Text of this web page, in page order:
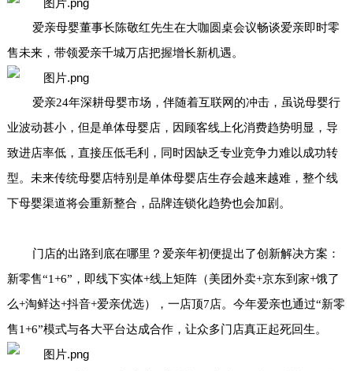
爱亲母婴董事长陈敬红先生在大咖圆桌会议畅谈爱亲即时零
售未来，带领爱亲千城万店把握增长新机遇。
爱亲24年深耕母婴市场，伴随着互联网的冲击， 虽说母婴行
业波动甚小，但是单体母婴店，因顾客线上化消费趋势明显，导
致进店率低，直接压低毛利，同时因缺乏专业竞争力难以成功转
型。未来传统母婴店特别是单体母婴店生存会越来越难，整个线
下母婴渠道将会重新整合，品牌连锁化趋势也会加剧。
门店的出路到底在哪里？爱亲年初便提出了创新解决方案：
新零售“1+6”，即线下实体+线上矩阵（美团外卖+京东到家+饿了
么+淘鲜达+抖音+爱亲优选），一店顶7店。今年爱亲也通过“新零
售1+6”模式与各大平台达成合作，让众多门店真正起死回生。